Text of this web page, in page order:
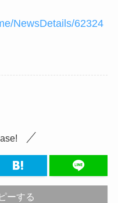
NewsDetails/62324
ーする